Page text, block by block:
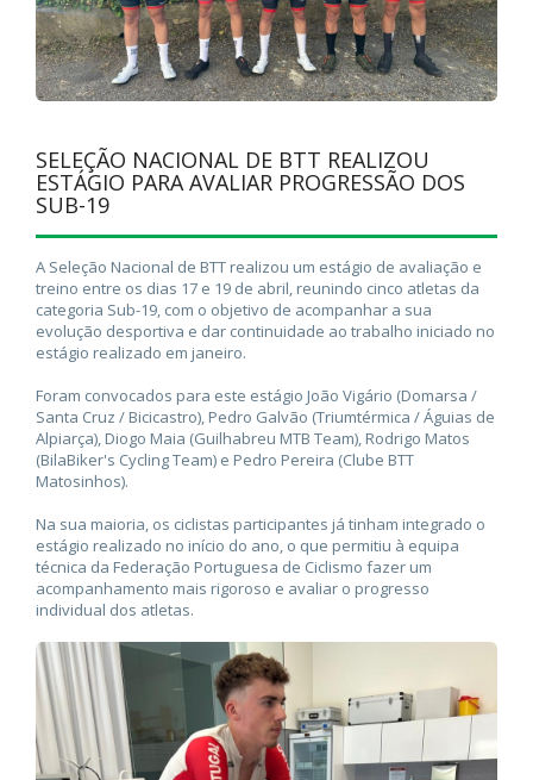
SELEÇÃO NACIONAL DE BTT REALIZOU
ESTÁGIO PARA AVALIAR PROGRESSÃO DOS
SUB-19
A Seleção Nacional de BTT realizou um estágio de avaliação e
treino entre os dias 17 e 19 de abril, reunindo cinco atletas da
categoria Sub-19, com o objetivo de acompanhar a sua
evolução desportiva e dar continuidade ao trabalho iniciado no
estágio realizado em janeiro.
Foram convocados para este estágio João Vigário (Domarsa /
Santa Cruz / Bicicastro), Pedro Galvão (Triumtérmica / Águias de
Alpiarça), Diogo Maia (Guilhabreu MTB Team), Rodrigo Matos
(BilaBiker's Cycling Team) e Pedro Pereira (Clube BTT
Matosinhos).
Na sua maioria, os ciclistas participantes já tinham integrado o
estágio realizado no início do ano, o que permitiu à equipa
técnica da Federação Portuguesa de Ciclismo fazer um
acompanhamento mais rigoroso e avaliar o progresso
individual dos atletas.